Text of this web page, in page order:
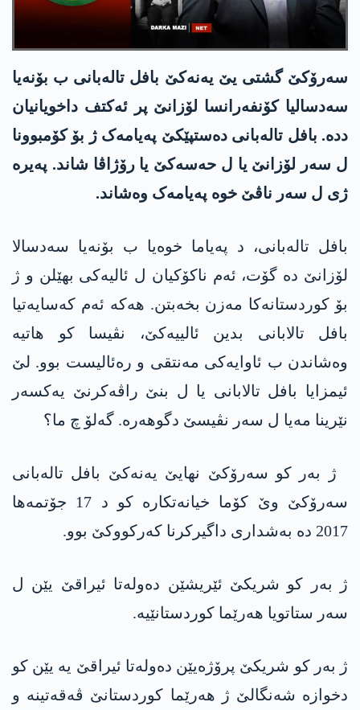
سەرۆکێ گشتی یێ یەنەکێ بافل تالەبانی ب بۆنەیا
سەدسالیا کۆنفەرانسا لۆزانێ پر ئەکتف داخویانیان
ددە. بافل تالەبانی دەستپێکێ پەیامەک ژ بۆ کۆمبوونا
ل سەر لۆزانێ یا ل حەسەکێ یا رۆژاڤا شاند. پەیرە
ژی ل سەر ناڤێ خوە پەیامەک وەشاند.
بافل تالەبانی، د پەیاما خوەیا ب بۆنەیا سەدسالا
لۆزانێ دە گۆت، ئەم ناکۆکیان ل ئالیەکی بھێلن و ژ
بۆ کوردستانەکا مەزن بخەبتن. ھەکە ئەم کەسایەتیا
بافل تالابانی بدین ئالییەکێ، نڤیسا کو ھاتیە
وەشاندن ب ئاوایەکی مەنتقی و رەئالیست بوو. لێ
ئیمزایا بافل تالابانی یا ل بنێ راڤەکرنێ یەکسەر
نێرینا مەیا ل سەر نڤیسێ دگوھەرە. گەلۆ چ ما؟
ژ بەر کو سەرۆکێ نھایێ یەنەکێ بافل تالەبانی
سەرۆکێ وێ کۆما خیانەتکارە کو د 17 جۆتمەھا
2017 دە بەشداری داگیرکرنا کەرکووکێ بوو.
ژ بەر کو شریکێ ئێریشێن دەولەتا ئیراقێ یێن ل
سەر ستاتویا ھەرێما کوردستانێیە.
ژ بەر کو شریکێ پرۆژەیێن دەولەتا ئیراقێ یە یێن کو
دخوازە شەنگالێ ژ ھەرێما کوردستانێ ڤەقەتینە و